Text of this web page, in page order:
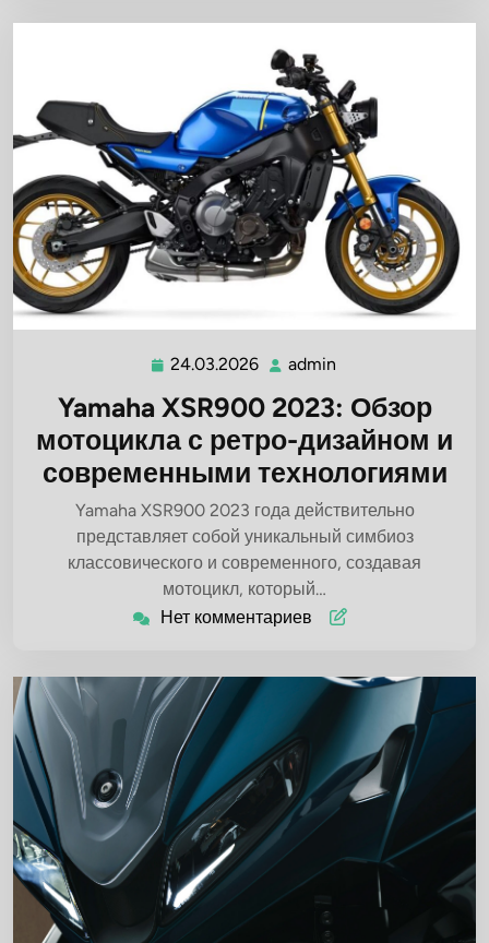
24.03.2026 24.03.2026
admin
Yamaha XSR900 2023: Обзор
мотоцикла с ретро-дизайном и
современными технологиями
Yamaha XSR900 2023 года действительно
представляет собой уникальный симбиоз
классовического и современного, создавая
мотоцикл, который…
Нет комментариев